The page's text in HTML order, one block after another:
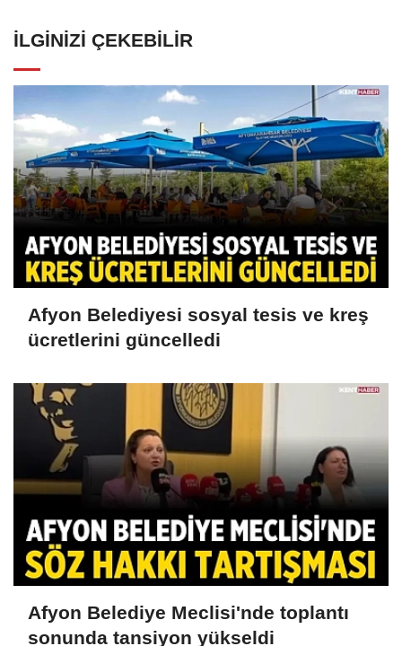
İLGINIZI ÇEKEBILIR
Afyon Belediyesi sosyal tesis ve kreş
ücretlerini güncelledi
Afyon Belediye Meclisi'nde toplantı
sonunda tansiyon yükseldi